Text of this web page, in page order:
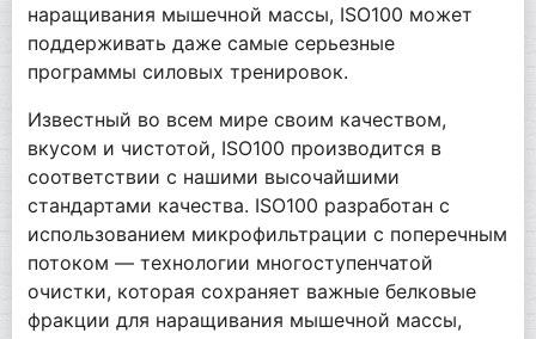
наращивания мышечной массы, ISO100 может
поддерживать даже самые серьезные
программы силовых тренировок.
Известный во всем мире своим качеством,
вкусом и чистотой, ISO100 производится в
соответствии с нашими высочайшими
стандартами качества. ISO100 разработан с
использованием микрофильтрации с поперечным
потоком — технологии многоступенчатой
очистки, которая сохраняет важные белковые
фракции для наращивания мышечной массы,